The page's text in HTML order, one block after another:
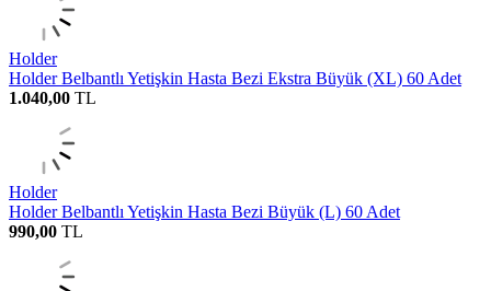
Holder
Holder Belbantlı Yetişkin Hasta Bezi Ekstra Büyük (XL) 60 Adet
1.040,00 TL
Holder
Holder Belbantlı Yetişkin Hasta Bezi Büyük (L) 60 Adet
990,00 TL